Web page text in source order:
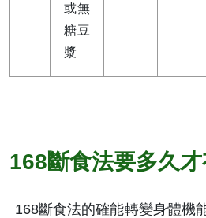
或無
糖豆
漿
168斷食法要多久才
168斷食法的確能轉變身體機